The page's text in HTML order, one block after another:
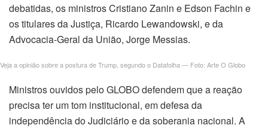
debatidas, os ministros Cristiano Zanin e Edson Fachin e
os titulares da Justiça, Ricardo Lewandowski, e da
Advocacia-Geral da União, Jorge Messias.
Veja a opinião sobre a postura de Trump, segundo o Datafolha — Foto: Arte O Globo
Ministros ouvidos pelo GLOBO defendem que a reação
precisa ter um tom institucional, em defesa da
independência do Judiciário e da soberania nacional. A